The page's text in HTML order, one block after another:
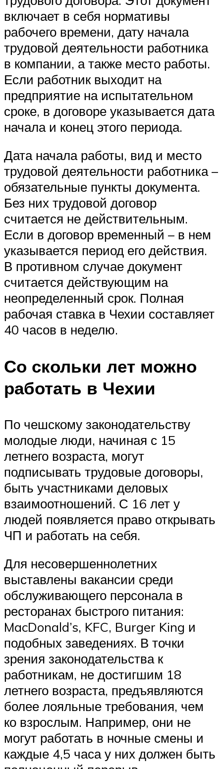
включает в себя нормативы
рабочего времени, дату начала
трудовой деятельности работника
в компании, а также место работы.
Если работник выходит на
предприятие на испытательном
сроке, в договоре указывается дата
начала и конец этого периода.
Дата начала работы, вид и место
трудовой деятельности работника –
обязательные пункты документа.
Без них трудовой договор
считается не действительным.
Если в договор временный – в нем
указывается период его действия.
В противном случае документ
считается действующим на
неопределенный срок. Полная
рабочая ставка в Чехии составляет
40 часов в неделю.
Со скольки лет можно
работать в Чехии
По чешскому законодательству
молодые люди, начиная с 15
летнего возраста, могут
подписывать трудовые договоры,
быть участниками деловых
взаимоотношений. С 16 лет у
людей появляется право открывать
ЧП и работать на себя.
Для несовершеннолетних
выставлены вакансии среди
обслуживающего персонала в
ресторанах быстрого питания:
MacDonald’s, KFC, Burger King и
подобных заведениях. В точки
зрения законодательства к
работникам, не достигшим 18
летнего возраста, предъявляются
более лояльные требования, чем
ко взрослым. Например, они не
могут работать в ночные смены и
каждые 4,5 часа у них должен быть